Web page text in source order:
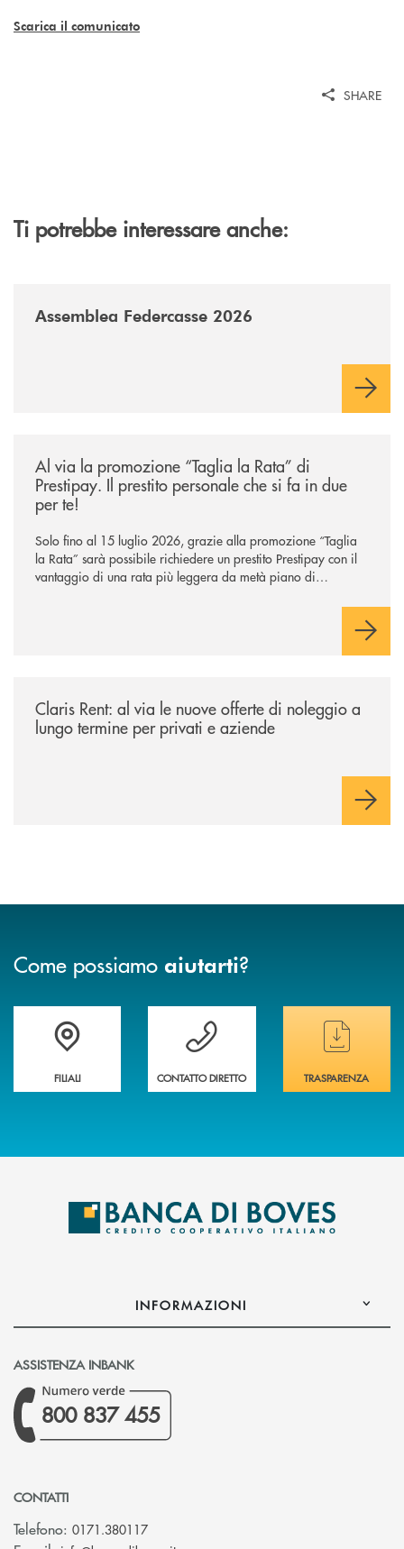
Scarica il comunicato
SHARE
Ti potrebbe interessare anche:
Assemblea Federcasse 2026
Al via la promozione “Taglia la Rata” di
Prestipay. Il prestito personale che si fa in due
per te!
Solo fino al 15 luglio 2026, grazie alla promozione “Taglia
la Rata” sarà possibile richiedere un prestito Prestipay con il
vantaggio di una rata più leggera da metà piano di
Claris Rent: al via le nuove offerte di noleggio a
lungo termine per privati e aziende
Come possiamo aiutarti?
Trova la filiale&nbsp; più vicina a te
FILIALI
Hai bisogno di assistenza immediata ?
CONTATTO DIRETTO
Hai bisogno di
TRASPARENZA
INFORMAZIONI
ASSISTENZA INBANK
800 837 455
CONTATTI
Telefono: 0171.380117